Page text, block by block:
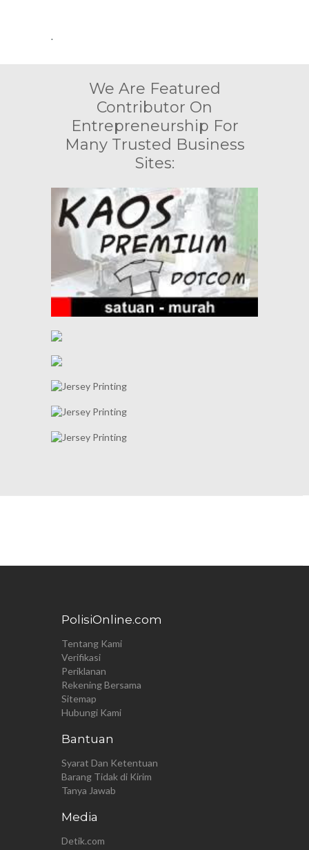
.
We Are Featured
Contributor On
Entrepreneurship For
Many Trusted Business
Sites:
PolisiOnline.com
Tentang Kami
Verifikasi
Periklanan
Rekening Bersama
Sitemap
Hubungi Kami
Bantuan
Syarat Dan Ketentuan
Barang Tidak di Kirim
Tanya Jawab
Media
Detik.com